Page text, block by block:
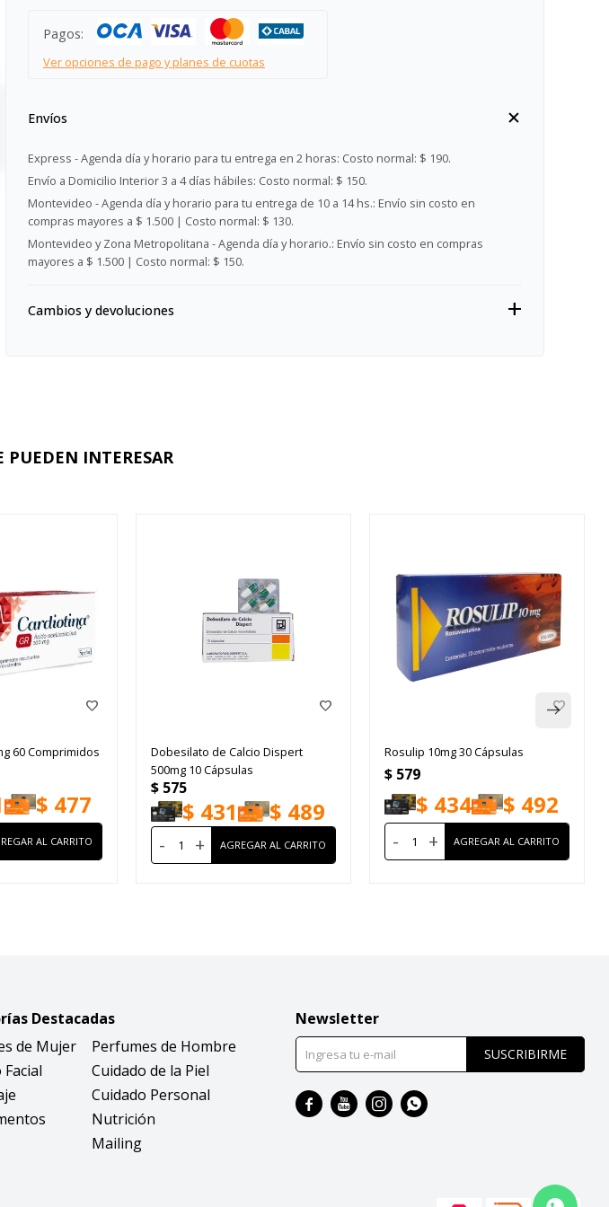
Pagos:
Ver opciones de pago y planes de cuotas
Envíos
Express - Agenda día y horario para tu entrega en 2 horas: Costo normal: $ 190.
Envío a Domicilio Interior 3 a 4 días hábiles: Costo normal: $ 150.
Montevideo - Agenda día y horario para tu entrega de 10 a 14 hs.: Envío sin costo en
compras mayores a $ 1.500 | Costo normal: $ 130.
Montevideo y Zona Metropolitana - Agenda día y horario.: Envío sin costo en compras
mayores a $ 1.500 | Costo normal: $ 150.
Cambios y devoluciones
PUEDEN INTERESAR
60 Comprimidos
$ 477
Dobesilato de Calcio Dispert
500mg 10 Cápsulas
$ 575
$ 431 $ 489
- +
Rosulip 10mg 30 Cápsulas
$ 579
$ 434 $ 492
- +
Destacadas
de Mujer
Perfumes de Hombre
Cuidado de la Piel
Cuidado Personal
Nutrición
Mailing
Newsletter
SUSCRIBIRME
   